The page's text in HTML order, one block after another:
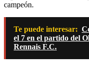
campeón.
Te puede interesar:
el 7 en el partido del
Rennais F.C.